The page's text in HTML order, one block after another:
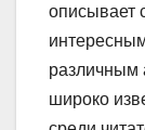
описывает
различным
широко